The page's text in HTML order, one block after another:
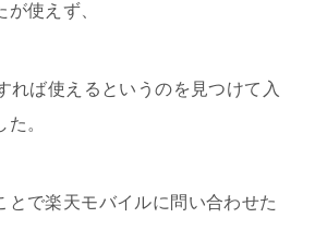
使えず、
れば使えるというのを見つけて入
。
とで楽天モバイルに問い合わせた